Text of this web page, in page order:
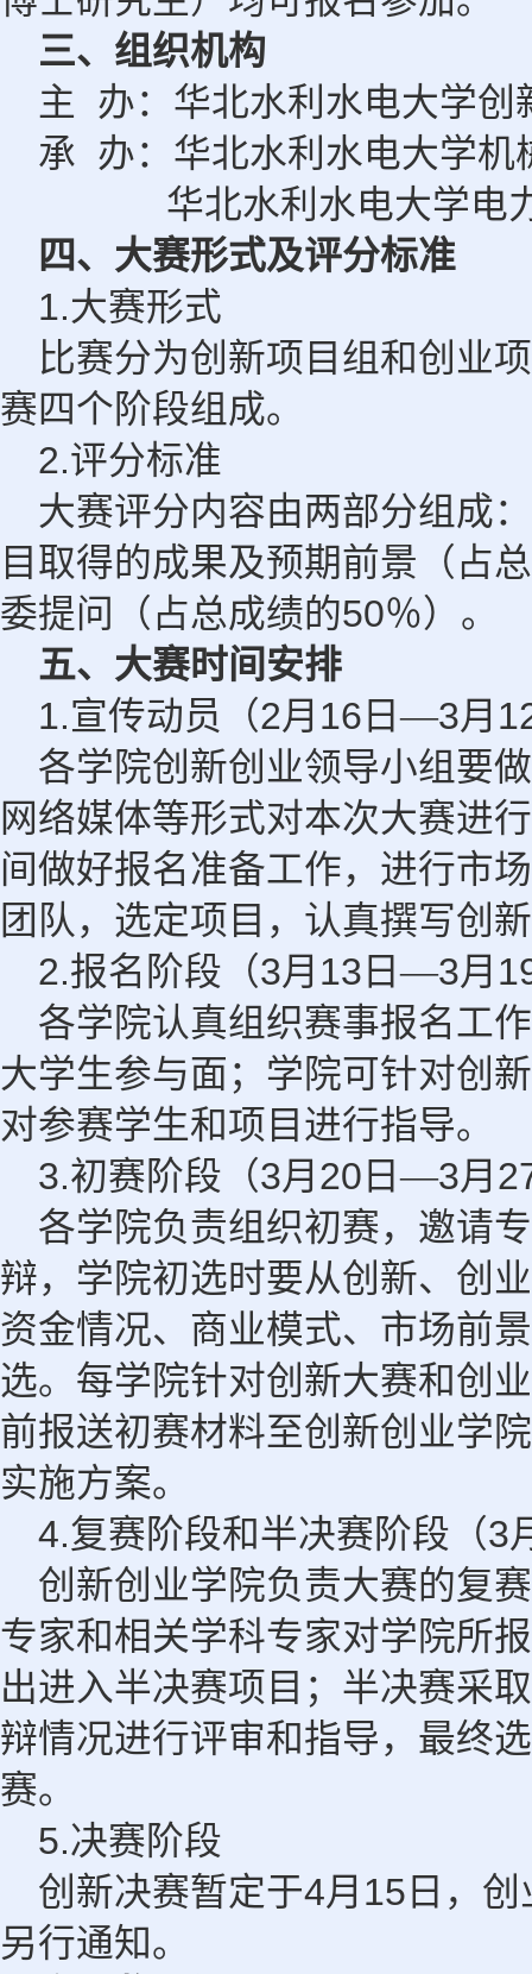
三、组织机构
主 办：华北水利水电大学创
承 办：华北水利水电大学机
华北水利水电大学电
四、大赛形式及评分标准
1.大赛形式
比赛分为创新项目组和创业
赛四个阶段组成。
2.评分标准
大赛评分内容由两部分组成
目取得的成果及预期前景（占
委提问（占总成绩的50％）。
五、大赛时间安排
1.宣传动员（2月 16 日—3月
各学院创新创业领导小组要
网络媒体等形式对本次大赛进
间做好报名准备工作，进行市
团队，选定项目，认真撰写创
2.报名阶段（3月 13 日—3月
各学院认真组织赛事报名工
大学生参与面；学院可针对创
对参赛学生和项目进行指导。
3.初赛阶段（3月 20 日—3月
各学院负责组织初赛，邀请
辩，学院初选时要从创新、创
资金情况、商业模式、市场前
选。每学院针对创新大赛和创
前报送初赛材料至创新创业学
实施方案。
4.复赛阶段和半决赛阶段（3
创新创业学院负责大赛的复
专家和相关学科专家对学院所
出进入半决赛项目；半决赛采
辩情况进行评审和指导，最终
赛。
5.决赛阶段
创新决赛暂定于4月 15 日，
另行通知。